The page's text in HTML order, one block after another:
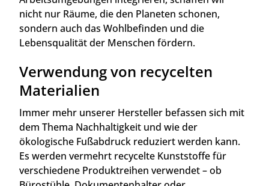
nicht nur Räume, die den Planeten schonen,
sondern auch das Wohlbefinden und die
Lebensqualität der Menschen fördern.
Verwendung von recycelten
Materialien
Immer mehr unserer Hersteller befassen sich mit
dem Thema Nachhaltigkeit und wie der
ökologische Fußabdruck reduziert werden kann.
Es werden vermehrt recycelte Kunststoffe für
verschiedene Produktreihen verwendet – ob